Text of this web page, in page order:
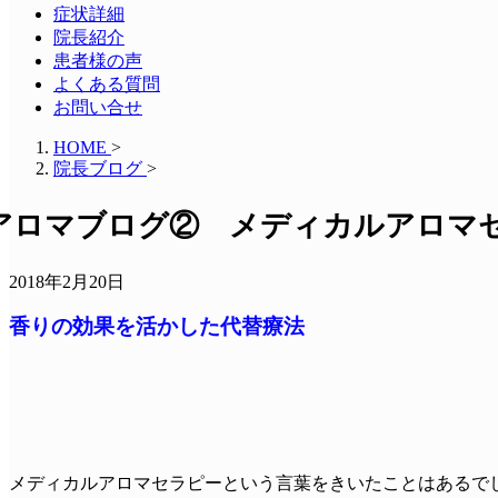
症状詳細
院長紹介
患者様の声
よくある質問
お問い合せ
HOME >
院長ブログ >
ロマブログ② メディカルアロマ
2018年2月20日
香りの効果を活かした代替療法
メディカルアロマセラピーという言葉をきいたことはあるで